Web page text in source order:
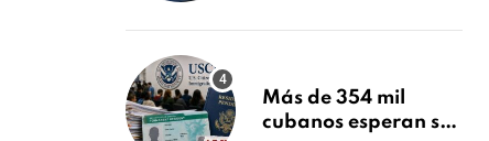
tras Writ of
Más de 354 mil
cubanos esperan su